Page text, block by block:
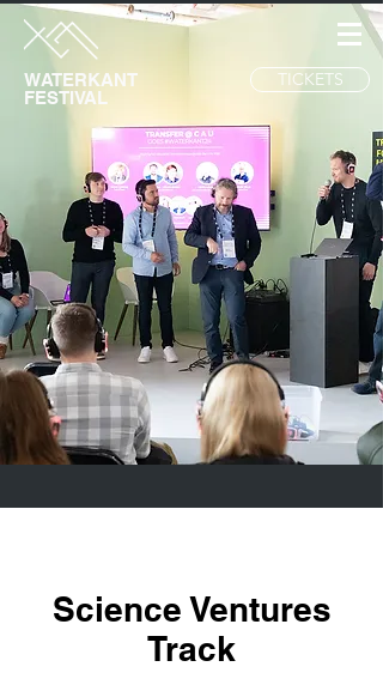
WATERKANT
FESTIVAL
TICKETS
Science Ventures
Track